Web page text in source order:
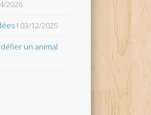
2026
! 03/12/2025
un animal